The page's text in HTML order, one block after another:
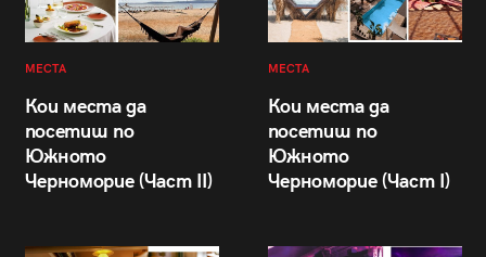
МЕСТА
Кои места да
посетиш по
Южното
Черноморие (Част II)
МЕСТА
Кои места да
посетиш по
Южното
Черноморие (Част I)